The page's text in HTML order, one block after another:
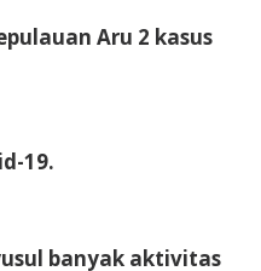
Aru 2 kasus
19.
banyak aktivitas